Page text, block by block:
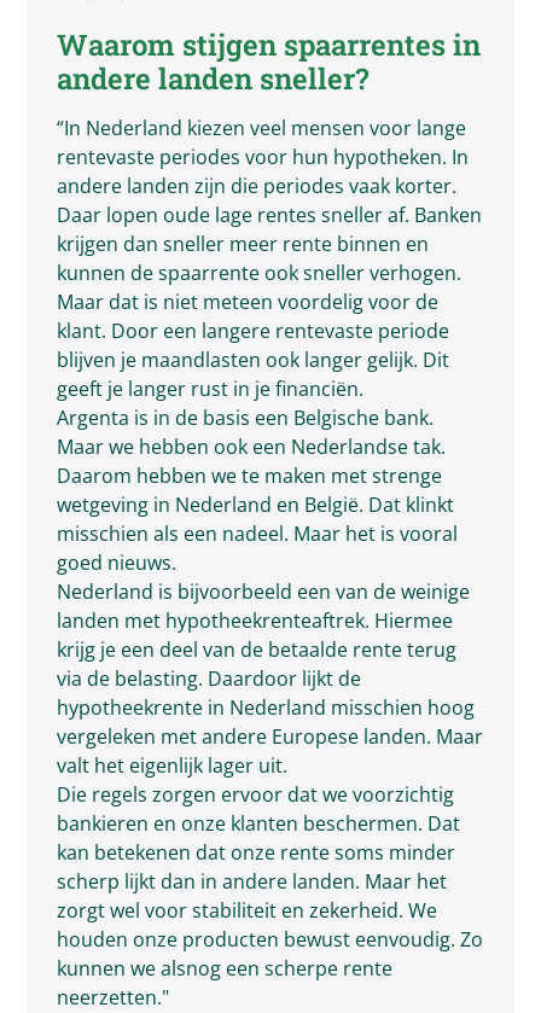
Waarom stijgen spaarrentes in
andere landen sneller?
“In Nederland kiezen veel mensen voor lange
rentevaste periodes voor hun hypotheken. In
andere landen zijn die periodes vaak korter.
Daar lopen oude lage rentes sneller af. Banken
krijgen dan sneller meer rente binnen en
kunnen de spaarrente ook sneller verhogen.
Maar dat is niet meteen voordelig voor de
klant. Door een langere rentevaste periode
blijven je maandlasten ook langer gelijk. Dit
geeft je langer rust in je financiën.
Argenta is in de basis een Belgische bank.
Maar we hebben ook een Nederlandse tak.
Daarom hebben we te maken met strenge
wetgeving in Nederland en België. Dat klinkt
misschien als een nadeel. Maar het is vooral
goed nieuws.
Nederland is bijvoorbeeld een van de weinige
landen met hypotheekrenteaftrek. Hiermee
krijg je een deel van de betaalde rente terug
via de belasting. Daardoor lijkt de
hypotheekrente in Nederland misschien hoog
vergeleken met andere Europese landen. Maar
valt het eigenlijk lager uit.
Die regels zorgen ervoor dat we voorzichtig
bankieren en onze klanten beschermen. Dat
kan betekenen dat onze rente soms minder
scherp lijkt dan in andere landen. Maar het
zorgt wel voor stabiliteit en zekerheid. We
houden onze producten bewust eenvoudig. Zo
kunnen we alsnog een scherpe rente
neerzetten."